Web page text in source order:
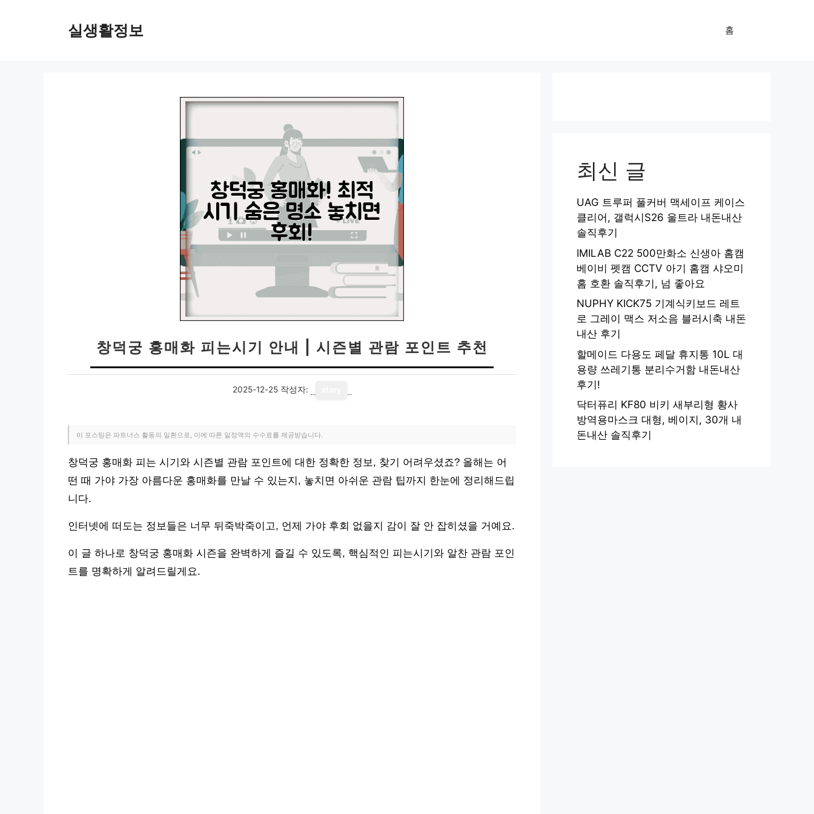
실생활정보 홈
창덕궁 홍매화 피는시기 안내 | 시즌별 관람 포인트 추천
2025-12-25 작성자:
이 포스팅은 파트너스 활동의 일환으로, 이에 따른 일정액의 수수료를 제공받습니다.
창덕궁 홍매화 피는 시기와 시즌별 관람 포인트에 대한 정확한 정보, 찾기 어려우셨죠? 올해는 어
떤 때 가야 가장 아름다운 홍매화를 만날 수 있는지, 놓치면 아쉬운 관람 팁까지 한눈에 정리해드립
니다.
인터넷에 떠도는 정보들은 너무 뒤죽박죽이고, 언제 가야 후회 없을지 감이 잘 안 잡히셨을 거예요.
이 글 하나로 창덕궁 홍매화 시즌을 완벽하게 즐길 수 있도록, 핵심적인 피는시기와 알찬 관람 포인
트를 명확하게 알려드릴게요.
최신 글
UAG 트루퍼 풀커버 맥세이프 케이스
클리어, 갤럭시S26 울트라 내돈내산
솔직후기
IMILAB C22 500만화소 신생아 홈캠
베이비 펫캠 CCTV 아기 홈캠 샤오미
홈 호환 솔직후기, 넘 좋아요
NUPHY KICK75 기계식키보드 레트
로 그레이 맥스 저소음 블러시축 내돈
내산 후기
할메이드 다용도 페달 휴지통 10L 대
용량 쓰레기통 분리수거함 내돈내산
후기!
닥터퓨리 KF80 비키 새부리형 황사
방역용마스크 대형, 베이지, 30개 내
돈내산 솔직후기